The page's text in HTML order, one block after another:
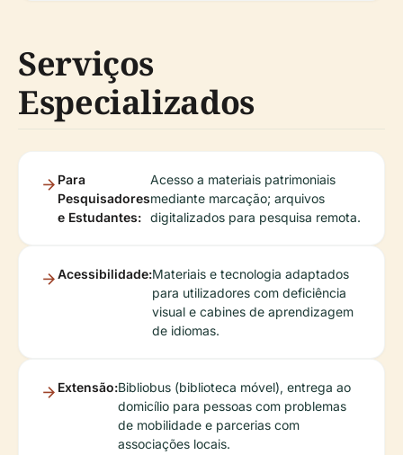
Serviços
Especializados
Para
Pesquisadores
e Estudantes:
Acesso a materiais patrimoniais
mediante marcação; arquivos
digitalizados para pesquisa remota.
Acessibilidade:Materiais e tecnologia adaptados
para utilizadores com deficiência
visual e cabines de aprendizagem
de idiomas.
Extensão:Bibliobus (biblioteca móvel), entrega ao
domicílio para pessoas com problemas
de mobilidade e parcerias com
associações locais.